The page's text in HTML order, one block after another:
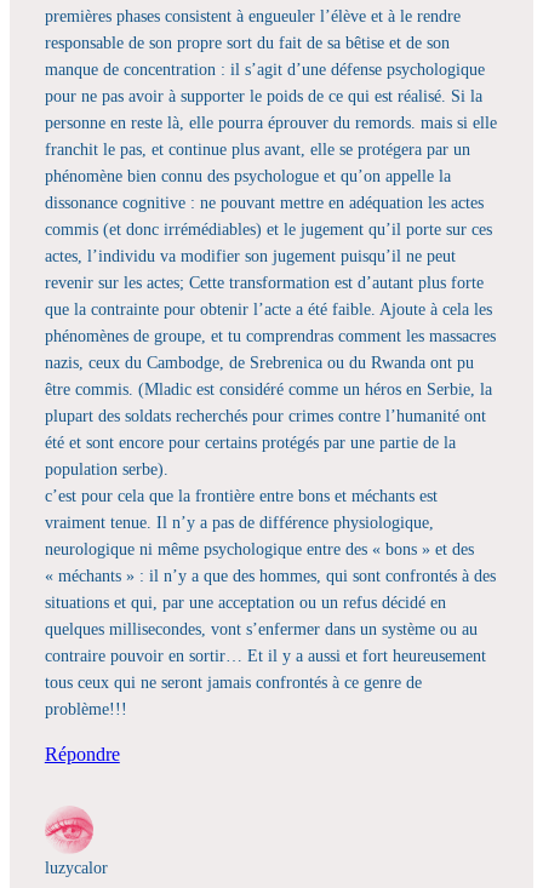
premières phases consistent à engueuler l’élève et à le rendre
responsable de son propre sort du fait de sa bêtise et de son
manque de concentration : il s’agit d’une défense psychologique
pour ne pas avoir à supporter le poids de ce qui est réalisé. Si la
personne en reste là, elle pourra éprouver du remords. mais si elle
franchit le pas, et continue plus avant, elle se protégera par un
phénomène bien connu des psychologue et qu’on appelle la
dissonance cognitive : ne pouvant mettre en adéquation les actes
commis (et donc irrémédiables) et le jugement qu’il porte sur ces
actes, l’individu va modifier son jugement puisqu’il ne peut
revenir sur les actes; Cette transformation est d’autant plus forte
que la contrainte pour obtenir l’acte a été faible. Ajoute à cela les
phénomènes de groupe, et tu comprendras comment les massacres
nazis, ceux du Cambodge, de Srebrenica ou du Rwanda ont pu
être commis. (Mladic est considéré comme un héros en Serbie, la
plupart des soldats recherchés pour crimes contre l’humanité ont
été et sont encore pour certains protégés par une partie de la
population serbe).
c’est pour cela que la frontière entre bons et méchants est
vraiment tenue. Il n’y a pas de différence physiologique,
neurologique ni même psychologique entre des « bons » et des
« méchants » : il n’y a que des hommes, qui sont confrontés à des
situations et qui, par une acceptation ou un refus décidé en
quelques millisecondes, vont s’enfermer dans un système ou au
contraire pouvoir en sortir… Et il y a aussi et fort heureusement
tous ceux qui ne seront jamais confrontés à ce genre de
problème!!!
Répondre
luzycalor